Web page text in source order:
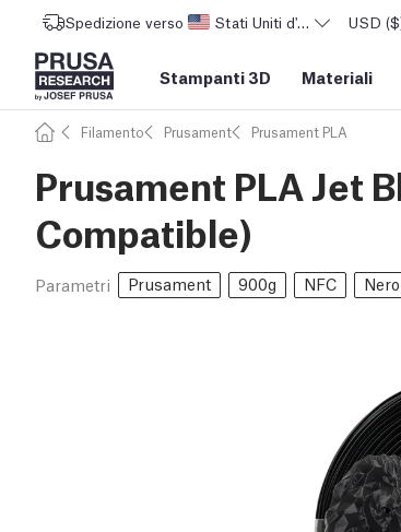
Spedizione verso Stati Uniti d'AmericaUSD
Stampanti 3D Materiali
Filamento Prusament Prusament PLA
Prusament PLA Jet
Compatible)
Parametri Prusament 900g NFC Nero